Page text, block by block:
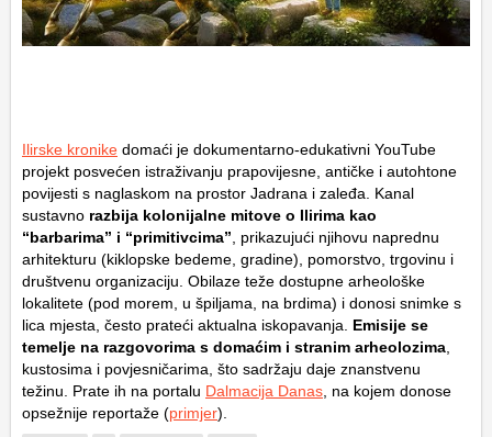
Ilirske kronike domaći je dokumentarno-edukativni YouTube
projekt posvećen istraživanju prapovijesne, antičke i autohtone
povijesti s naglaskom na prostor Jadrana i zaleđa. Kanal
sustavno razbija kolonijalne mitove o Ilirima kao
“barbarima” i “primitivcima” , prikazujući njihovu naprednu
arhitekturu (kiklopske bedeme, gradine), pomorstvo, trgovinu i
društvenu organizaciju. Obilaze teže dostupne arheološke
lokalitete (pod morem, u špiljama, na brdima) i donosi snimke s
lica mjesta, često prateći aktualna iskopavanja. Emisije se
temelje na razgovorima s domaćim i stranim arheolozima
kustosima i povjesničarima, što sadržaju daje znanstvenu
težinu. Prate ih na portalu Dalmacija Danas , na kojem donose
opsežnije reportaže (primjer).